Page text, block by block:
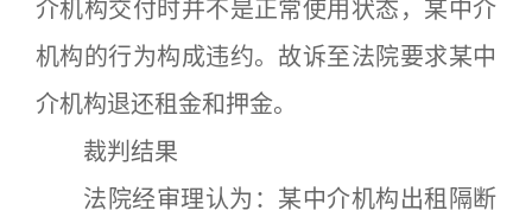
介机构交付时并不是正常使用状态，某中介
机构的行为构成违约。故诉至法院要求某中
介机构退还租金和押金。
裁判结果
法院经审理认为：某中介机构出租隔断